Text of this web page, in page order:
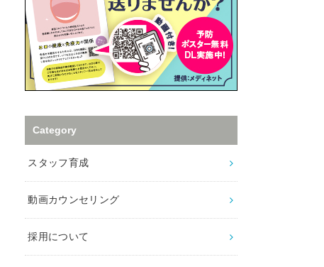
Category
スタッフ育成
動画カウンセリング
採用について